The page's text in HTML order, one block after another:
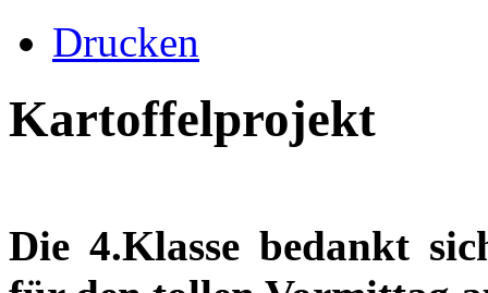
Drucken
Kartoffelprojekt
Die 4.Klasse bedankt